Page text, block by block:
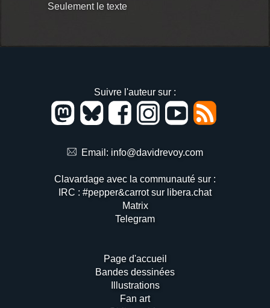
Seulement le texte
Suivre l'auteur sur :
Email: info@davidrevoy.com
Clavardage avec la communauté sur :
IRC : #pepper&carrot sur libera.chat
Matrix
Telegram
Page d'accueil
Bandes dessinées
Illustrations
Fan art